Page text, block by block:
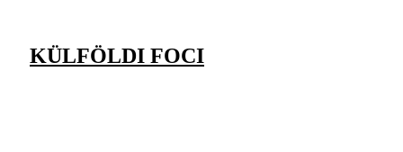
KÜLFÖLDI FOCI